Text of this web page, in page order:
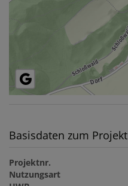
Basisdaten zum Projekt
Projektnr.
Nutzungsart